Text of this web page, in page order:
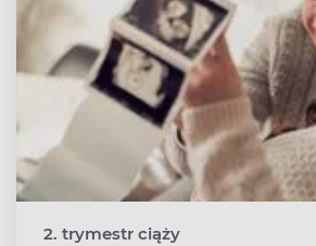
2. trymestr ciąży